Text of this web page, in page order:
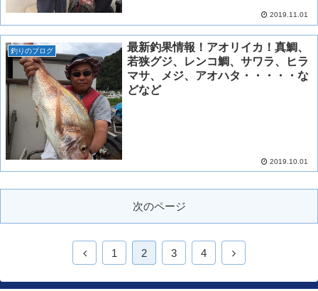
2019.11.01
釣りのブログ
最新釣果情報！アオリイカ！真鯛、
若狭グジ、レンコ鯛、サワラ、ヒラ
マサ、メジ、アオハタ・・・・・な
どなど
2019.10.01
次のページ
1 2 3 4